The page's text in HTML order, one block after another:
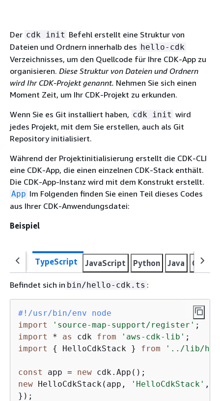
Der cdk init Befehl erstellt eine Struktur von
Dateien und Ordnern innerhalb des hello-cdk
Verzeichnisses, um den Quellcode für Ihre CDK-App zu
organisieren. Diese Struktur von Dateien und Ordnern
wird Ihr CDK-Projekt genannt. Nehmen Sie sich einen
Moment Zeit, um Ihr CDK-Projekt zu erkunden.
Wenn Sie es Git installiert haben, cdk init wird
jedes Projekt, mit dem Sie erstellen, auch als Git
Repository initialisiert.
Während der Projektinitialisierung erstellt die CDK-CLI
eine CDK-App, die einen einzelnen CDK-Stack enthält.
Die CDK-App-Instanz wird mit dem Konstrukt erstellt.
App Im Folgenden finden Sie einen Teil dieses Codes
aus Ihrer CDK-Anwendungsdatei:
Beispiel
TypeScript JavaScript Python Java C#
Befindet sich in bin/hello-cdk.ts :
#!/usr/bin/env node
import
'source-map-support/register'
import
* as cdk from 'aws-cdk-lib'
import
{ HelloCdkStack } from '../lib/
const app = new
new HelloCdkStack(app, 'HelloCdkStack' ,
});